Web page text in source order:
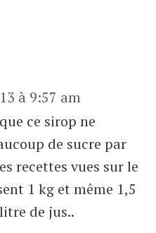
à 9:57 am
ce sirop ne
de sucre par
recettes vues sur le
1 kg et même 1,5
de jus..